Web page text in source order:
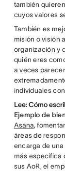
también
cuyos valores
También es
misión o visión
organización y
quién eres
a veces
individuales
Lee: Cómo
Ejemplo de
Asana,
áreas de
encarga de
más específica
sus AoR, el